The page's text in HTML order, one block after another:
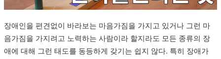
장애인을 편견없이 바라보는 마음가짐을 가지고 있거나 그런 마
음가짐을 가지려고 노력하는 사람이라 할지라도 모든 종류의 장
애에 대해 그런 태도를 동등하게 갖기는 쉽지 않다. 특히 장애가